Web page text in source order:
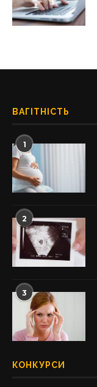
ВАГІТНІСТЬ
1
2
3
КОНКУРСИ